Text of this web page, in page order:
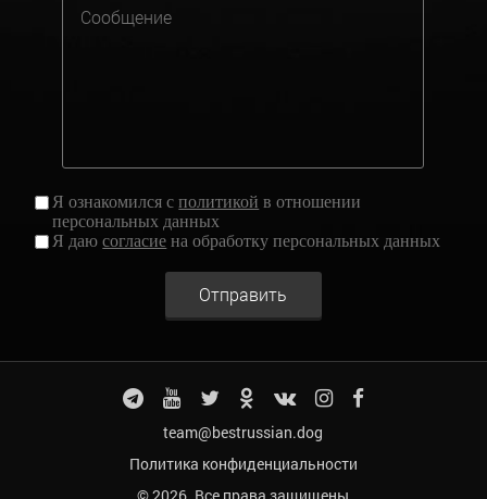
Я ознакомился сполитикой в отношении
персональных данных
Я даюсогласие на обработку персональных данных
Отправить
team@bestrussian.dog
Политика конфиденциальности